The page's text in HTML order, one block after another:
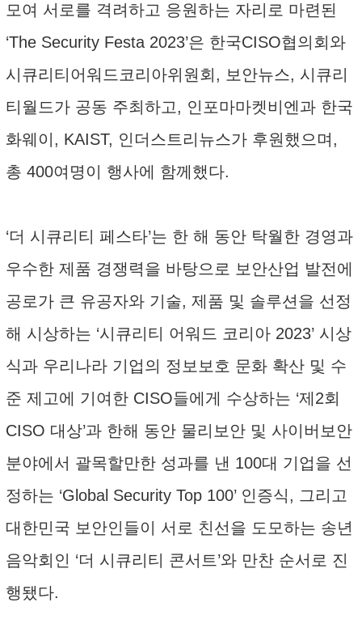
모여 서로를 격려하고 응원하는 자리로 마련된
‘The Security Festa 2023’은 한국CISO협의회와
시큐리티어워드코리아위원회, 보안뉴스, 시큐리
티월드가 공동 주최하고, 인포마마켓비엔과 한국
화웨이, KAIST, 인더스트리뉴스가 후원했으며,
총 400여명이 행사에 함께했다.
‘더 시큐리티 페스타’는 한 해 동안 탁월한 경영과
우수한 제품 경쟁력을 바탕으로 보안산업 발전에
공로가 큰 유공자와 기술, 제품 및 솔루션을 선정
해 시상하는 ‘시큐리티 어워드 코리아 2023’ 시상
식과 우리나라 기업의 정보보호 문화 확산 및 수
준 제고에 기여한 CISO들에게 수상하는 ‘제2회
CISO 대상’과 한해 동안 물리보안 및 사이버보안
분야에서 괄목할만한 성과를 낸 100대 기업을 선
정하는 ‘Global Security Top 100’ 인증식, 그리고
대한민국 보안인들이 서로 친선을 도모하는 송년
음악회인 ‘더 시큐리티 콘서트’와 만찬 순서로 진
행됐다.